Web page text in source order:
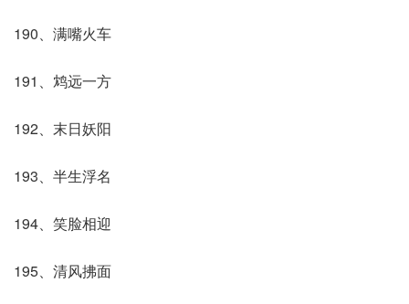
190、满嘴火车
191、鸩远一方
192、末日妖阳
193、半生浮名
194、笑脸相迎
195、清风拂面